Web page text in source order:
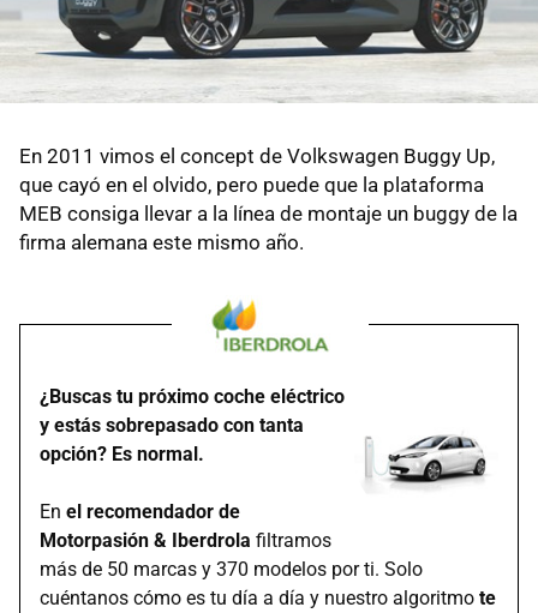
En 2011 vimos el concept de Volkswagen Buggy Up,
que cayó en el olvido, pero puede que la plataforma
MEB consiga llevar a la línea de montaje un buggy de la
firma alemana este mismo año.
¿Buscas tu próximo coche eléctrico
y estás sobrepasado con tanta
opción? Es normal.
En el recomendador de
Motorpasión & Iberdrola filtramos
más de 50 marcas y 370 modelos por ti. Solo
cuéntanos cómo es tu día a día y nuestro algoritmo te